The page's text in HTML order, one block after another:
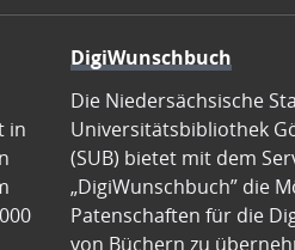
in
DigiWunschbuch
Die Niedersächsische
Universitätsbibliothek
(SUB) bietet mit dem
„DigiWunschbuch” die
Patenschaften für die
von Büchern zu